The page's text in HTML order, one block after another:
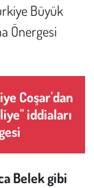
Büyük
Önergesi
Coşar'dan
iddiaları
Belek gibi